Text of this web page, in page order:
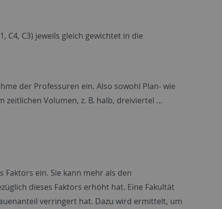
C4, C3) jeweils gleich gewichtet in die
der Professuren ein. Also sowohl Plan- wie
Volumen, z. B. halb, dreiviertel ...
ein. Sie kann mehr als den
dieses Faktors erhöht hat. Eine Fakultät
verringert hat. Dazu wird ermittelt, um